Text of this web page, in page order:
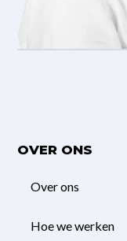
OVER ONS
Over ons
Hoe we werken